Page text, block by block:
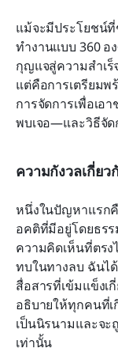
แม้จะมีประโยชน์ที่
ทำงานแบบ 360 อ
กุญแจสู่ความสำเ
แต่คือการเตรียม
การจัดการเพื่อเ
พบเจอ—และวิธีจั
ความกังวลเกี่ย
หนึ่งในปัญหาแรก
อคติที่มีอยู่โดยธรร
ความคิดเห็นที่ตรง
ทบในทางลบ ฉันไ
สื่อสารที่เข้มแข็ง
อธิบายให้ทุกคนที่เ
เป็นนิรนามและจ
เท่านั้น